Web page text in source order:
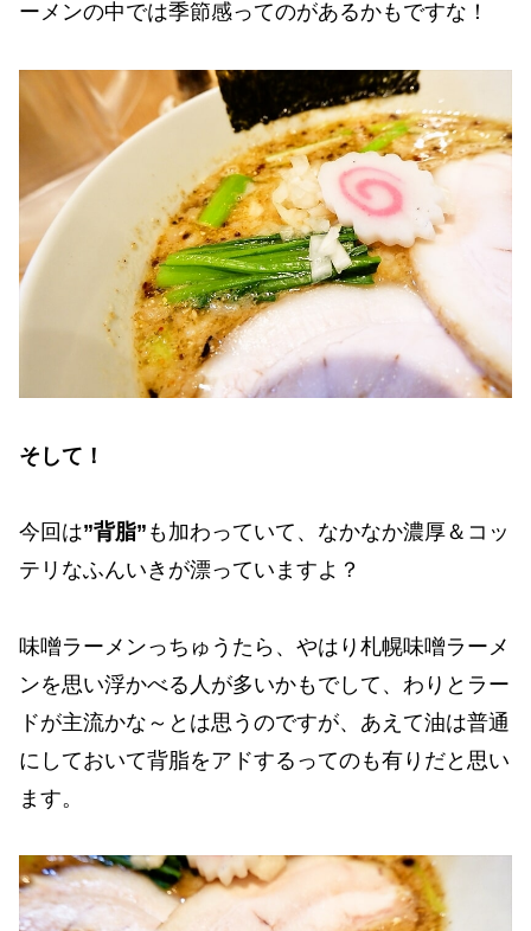
ーメンの中では季節感ってのがあるかもですな！
そして！
今回は”背脂” も加わっていて、なかなか濃厚＆コッ
テリなふんいきが漂っていますよ？
味噌ラーメンっちゅうたら、やはり札幌味噌ラーメ
ンを思い浮かべる人が多いかもでして、わりとラー
ドが主流かな～とは思うのですが、あえて油は普通
にしておいて背脂をアドするってのも有りだと思い
ます。